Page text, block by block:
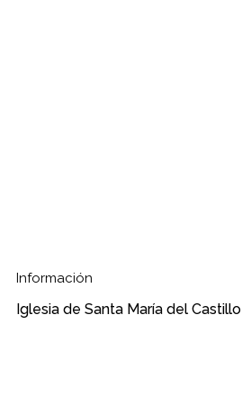
Información
Iglesia de Santa María del Castillo